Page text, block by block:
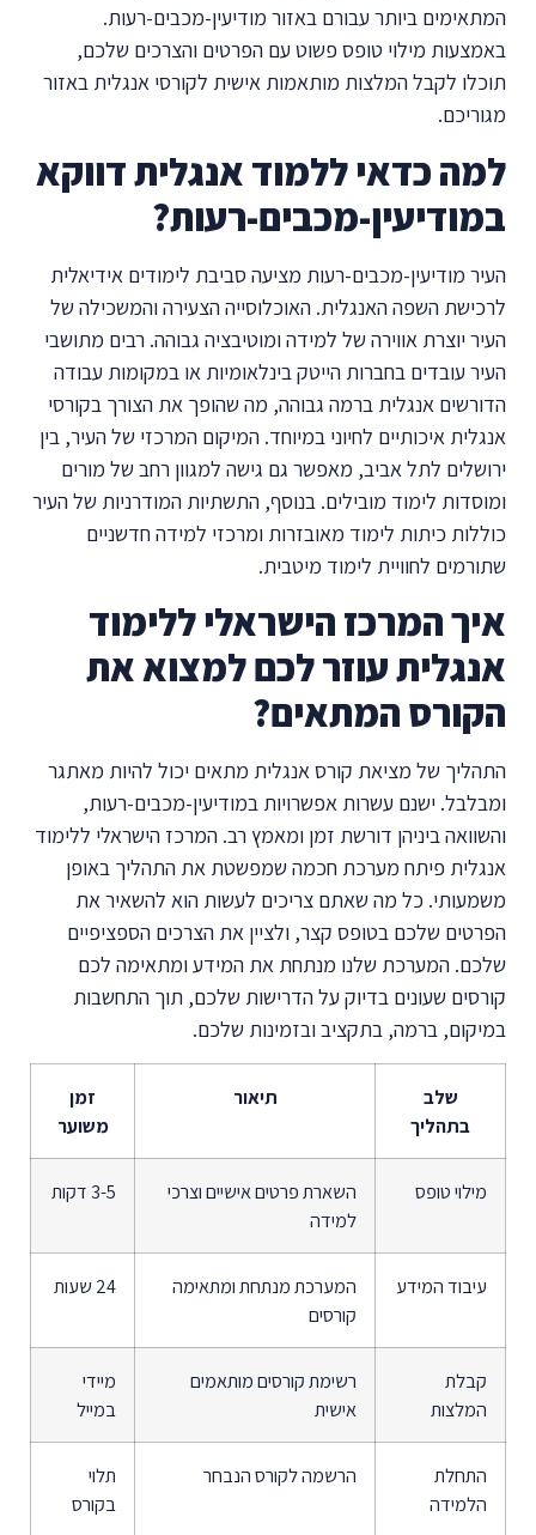
המתאימים ביותר עבורם באזור מודיעין-מכבים-רעות.
באמצעות מילוי טופס פשוט עם הפרטים והצרכים שלכם,
תוכלו לקבל המלצות מותאמות אישית לקורסי אנגלית באזור
מגוריכם.
למה כדאי ללמוד אנגלית דווקא
במודיעין-מכבים-רעות?
העיר מודיעין-מכבים-רעות מציעה סביבת לימודים אידיאלית
לרכישת השפה האנגלית. האוכלוסייה הצעירה והמשכילה של
העיר יוצרת אווירה של למידה ומוטיבציה גבוהה. רבים מתושבי
העיר עובדים בחברות הייטק בינלאומיות או במקומות עבודה
הדורשים אנגלית ברמה גבוהה, מה שהופך את הצורך בקורסי
אנגלית איכותיים לחיוני במיוחד. המיקום המרכזי של העיר, בין
ירושלים לתל אביב, מאפשר גם גישה למגוון רחב של מורים
ומוסדות לימוד מובילים. בנוסף, התשתיות המודרניות של העיר
כוללות כיתות לימוד מאובזרות ומרכזי למידה חדשניים
שתורמים לחוויית לימוד מיטבית.
איך המרכז הישראלי ללימוד
אנגלית עוזר לכם למצוא את
הקורס המתאים?
התהליך של מציאת קורס אנגלית מתאים יכול להיות מאתגר
ומבלבל. ישנם עשרות אפשרויות במודיעין-מכבים-רעות,
והשוואה ביניהן דורשת זמן ומאמץ רב. המרכז הישראלי ללימוד
אנגלית פיתח מערכת חכמה שמפשטת את התהליך באופן
משמעותי. כל מה שאתם צריכים לעשות הוא להשאיר את
הפרטים שלכם בטופס קצר, ולציין את הצרכים הספציפיים
שלכם. המערכת שלנו מנתחת את המידע ומתאימה לכם
קורסים שעונים בדיוק על הדרישות שלכם, תוך התחשבות
במיקום, ברמה, בתקציב ובזמינות שלכם.
שלב
בתהליך
תיאור
זמן
משוער
מילוי טופס
השארת פרטים אישיים וצרכי
למידה
3-5 דקות
עיבוד המידע
המערכת מנתחת ומתאימה
קורסים
24 שעות
קבלת
המלצות
רשימת קורסים מותאמים
אישית
מיידי
במייל
התחלת
הלמידה
הרשמה לקורס הנבחר
תלוי
בקורס